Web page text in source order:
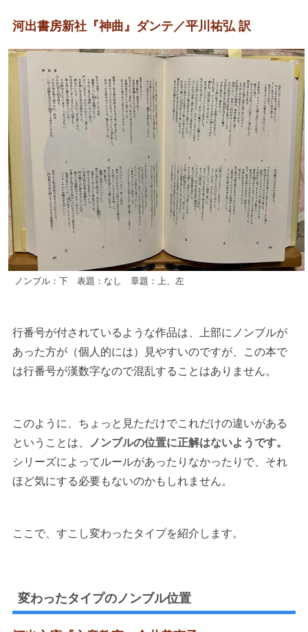
河出書房新社『神曲』ダンテ／平川祐弘 訳
ノンブル：下 表題：なし 章題：上、左
行番号が付されているような作品は、上部にノンブルが
あった方が（個人的には）見やすいのですが、この本で
は行番号が漢数字なので混乱することはありません。
このように、ちょっと見ただけでこれだけの違いがある
ということは、
ノンブルの位置に正解はないようです。
シリーズによってルールがあったりなかったりで、それ
ほど気にする必要もないのかもしれません。
ここで、すこし変わったタイプを紹介します。
変わったタイプのノンブル位置